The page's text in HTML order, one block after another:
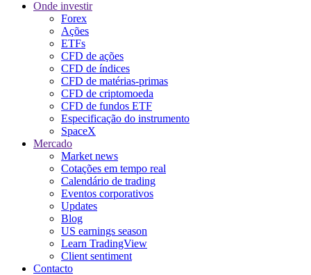
Onde investir
Forex
Ações
ETFs
CFD de ações
CFD de índices
CFD de matérias-primas
CFD de criptomoeda
CFD de fundos ETF
Especificação do instrumento
SpaceX
Mercado
Market news
Cotações em tempo real
Calendário de trading
Eventos corporativos
Updates
Blog
US earnings season
Learn TradingView
Client sentiment
Contacto